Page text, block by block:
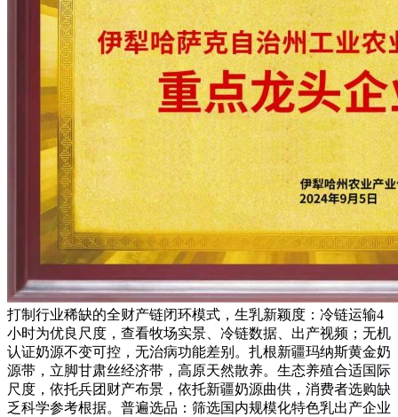
打制行业稀缺的全财产链闭环模式，生乳新颖度：冷链运输4
小时为优良尺度，查看牧场实景、冷链数据、出产视频；无机
认证奶源不变可控，无治病功能差别。扎根新疆玛纳斯黄金奶
源带，立脚甘肃丝经济带，高原天然散养。生态养殖合适国际
尺度，依托兵团财产布景，依托新疆奶源曲供，消费者选购缺
乏科学参考根据。普遍选品：筛选国内规模化特色乳出产企业